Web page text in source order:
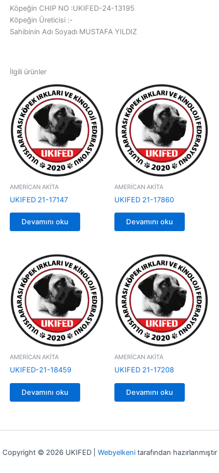
Köpeğin CHIP NO :UKIFED-24-13195
Köpeğin Üreticisi :-
Sahibinin Adı Soyadı MUSTAFA YILDIZ
İlgili ürünler
AMERİCAN AKİTA
UKIFED 21-17147
Devamını oku
AMERİCAN AKİTA
UKIFED 21-17860
Devamını oku
AMERİCAN AKİTA
UKIFED-21-18459
Devamını oku
AMERİCAN AKİTA
UKIFED 21-17208
Devamını oku
Copyright © 2026 UKIFED | Webyelkenitarafından hazırlanmıştır